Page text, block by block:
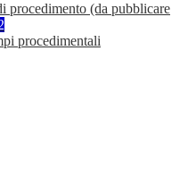
procedimento (da pubblicare
procedimentali